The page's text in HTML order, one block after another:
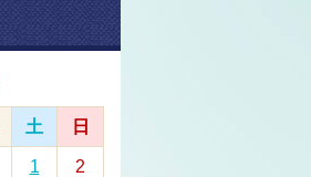
土 日
1 2